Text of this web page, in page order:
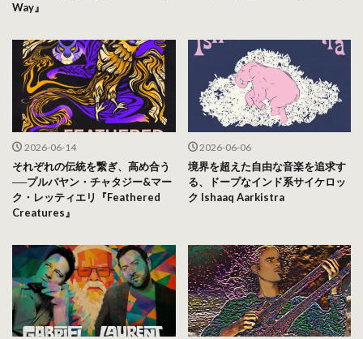
Way』
2026-06-14
それぞれの伝統を繋ぎ、高め合う
──プルバヤン・チャタジー&マー
ク・レッティエリ『Feathered
Creatures』
2026-06-06
境界を超えた自由な音楽を追求す
る、ドープなインド系サイケロッ
ク Ishaaq Aarkistra